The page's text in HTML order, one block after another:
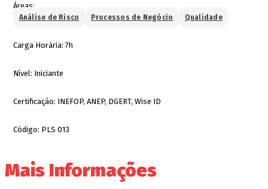
Áreas:
Análise de Risco Processos de Negócio Qualidade
Carga Horária: 7h
Nível: Iniciante
Certificação: INEFOP, ANEP, DGERT, Wise ID
Código: PLS 013
Mais Informações